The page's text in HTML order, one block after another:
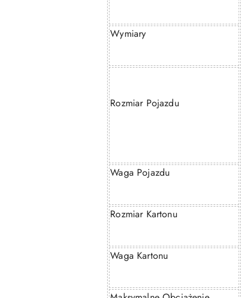
Wymiary
Rozmiar Pojazdu
Waga Pojazdu
Rozmiar Kartonu
Waga Kartonu